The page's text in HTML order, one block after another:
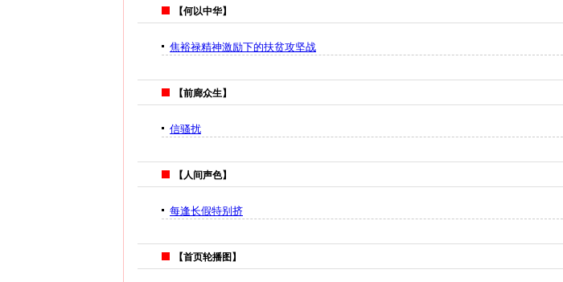
【何以中华】
焦裕禄精神激励下的扶贫攻坚战
【前廊众生】
信骚扰
【人间声色】
每逢长假特别挤
【首页轮播图】